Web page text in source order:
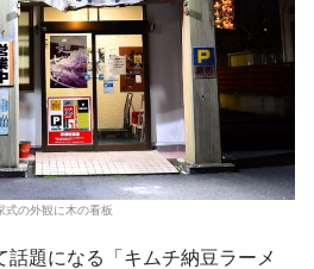
式の外観に木の看板
題になる「キムチ納豆ラーメ